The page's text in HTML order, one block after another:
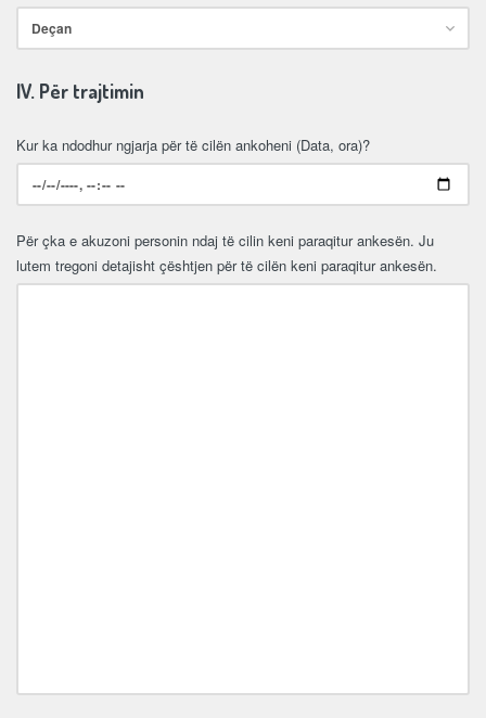
IV. Për trajtimin
Kur ka ndodhur ngjarja për të cilën ankoheni (Data, ora)?
Për çka e akuzoni personin ndaj të cilin keni paraqitur ankesën. Ju
lutem tregoni detajisht çështjen për të cilën keni paraqitur ankesën.